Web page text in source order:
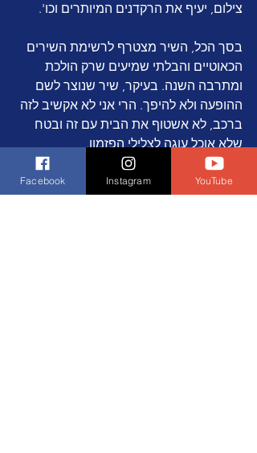
צילום, יעיף את הרקדנים המיותרים וכו'.
בסך הכל, השיר מצטרף לרשימת השירים
הכאוטיים והבלתי שמיעים שרק הולכת
ומתרבה השנה. בעיקר, שיר שנוצר לשם
ההופעה ולא להיפך. הרי אני לא אקשיב לזה
ברכב, לא אשטוף את הבית עם זה ובטח
שלא אוכל עוגה לצלילי הפזמון.
מדד השתן: חשד לציאניד בתוך כוס Facebook Instagram YouTube